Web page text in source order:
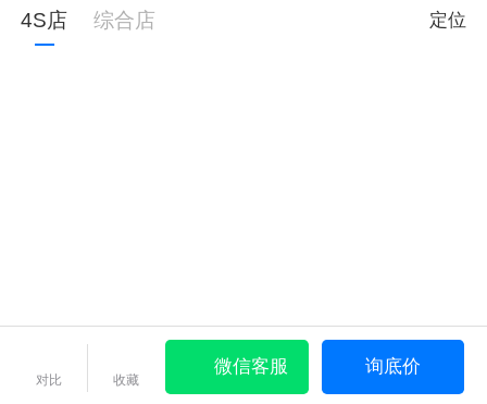
4S店 综合店 定位
对比 收藏
微信客服 询底价